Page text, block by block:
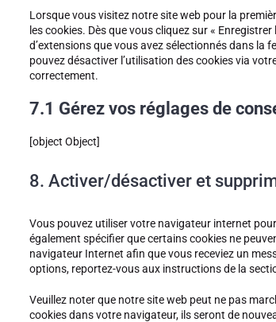
Lorsque vous visitez notre site web pour la
les cookies. Dès que vous cliquez sur «
d’extensions que vous avez sélectionnés dans la
pouvez désactiver l’utilisation des cookies via
correctement.
7.1 Gérez vos réglages de
[object Object]
8. Activer/désactiver et
Vous pouvez utiliser votre navigateur internet
également spécifier que certains cookies ne
navigateur Internet afin que vous receviez un
options, reportez-vous aux instructions de la
Veuillez noter que notre site web peut ne pas
cookies dans votre navigateur, ils seront de